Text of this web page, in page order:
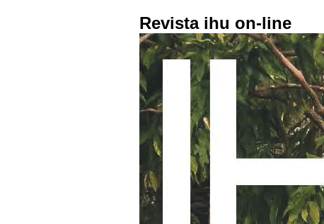
Revista ihu on-line